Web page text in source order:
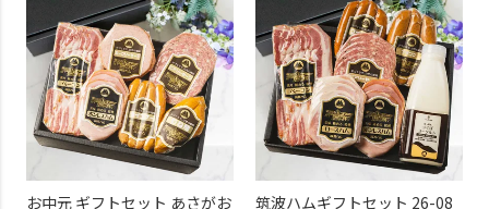
お中元 ギフトセット あさがお 筑波ハムギフトセット 26-08